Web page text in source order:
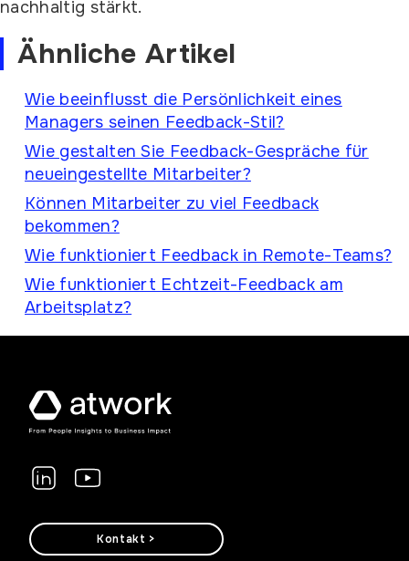
nachhaltig stärkt.
Ähnliche Artikel
Wie beeinflusst die Persönlichkeit eines
Managers seinen Feedback-Stil?
Wie gestalten Sie Feedback-Gespräche für
neueingestellte Mitarbeiter?
Können Mitarbeiter zu viel Feedback
bekommen?
Wie funktioniert Feedback in Remote-Teams?
Wie funktioniert Echtzeit-Feedback am
Arbeitsplatz?
Kontakt >